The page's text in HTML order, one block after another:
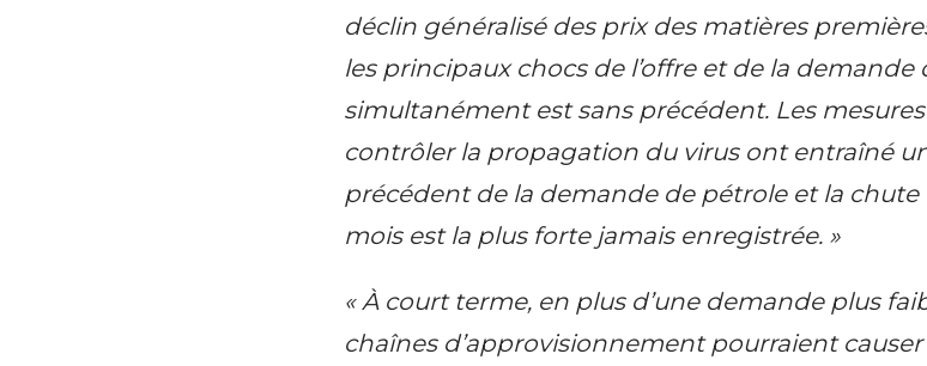
déclin généralisé des prix des matières
les principaux chocs de l’offre et de la
simultanément est sans précédent. Les
contrôler la propagation du virus ont entraîné
précédent de la demande de pétrole et la
mois est la plus forte jamais enregistrée. »
« À court terme, en plus d’une demande plus
chaînes d’approvisionnement pourraient